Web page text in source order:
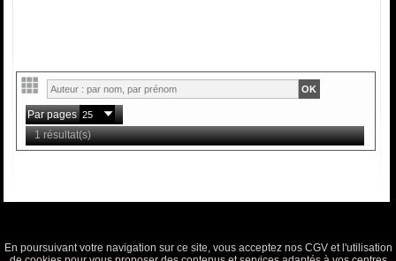
Par pages
1 résultat(s)
En poursuivant votre navigation sur ce site, vous acceptez nos CGV et l'utilisation